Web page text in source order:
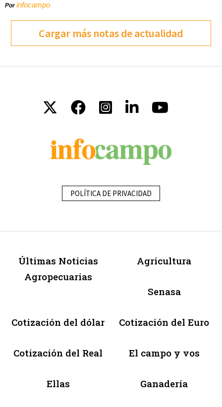
Porinfocampo
Cargar más notas de actualidad
POLÍTICA DE PRIVACIDAD
Últimas Noticias
Agropecuarias
Agricultura
Senasa
Cotización del dólar Cotización del Euro
Cotización del Real El campo y vos
Ellas Ganadería